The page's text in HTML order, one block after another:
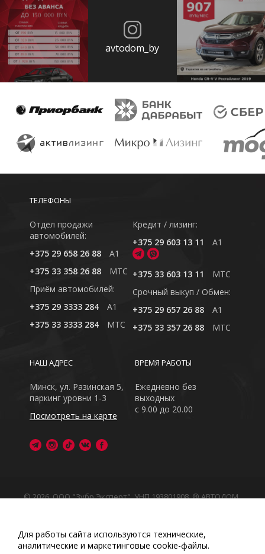
avtodom_by
ТЕЛЕФОНЫ
Отдел продажи
автомобилей:
+375 29 658 26 88
A1
+375 33 358 26 88
MTC
Приём автомобилей:
+375 29 3333 284
A1
+375 33 3333 284
MTC
Кредит / лизинг:
+375 29 603 13 11
A1
+375 33 603 13 11
MTC
Cрочный выкуп / Обмен:
+375 29 657 26 88
A1
+375 33 357 26 88
MTC
ВРЕМЯ РАБОТЫ
Ежедневно без
выходных
с 9.00 до 20.00
НАШ АДРЕС
Минск, ул. Разинская 5,
паркинг уровни 1-3
Посмотреть на карте
© 2026, ООО "Зубр Эксперт", УНП 193801908. ® АВТОДОМ
Обращаем Ваше внимание на то, что данный интернет-
сайт носит исключительно информационный характер
Любое использование либо копирование материалов
Для работы сайта используются технические,
аналитические и маркетинговые сооkіе-файлы.